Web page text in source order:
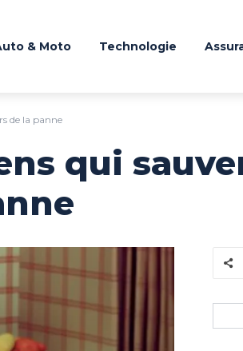
& Moto Technologie
de la panne
qui